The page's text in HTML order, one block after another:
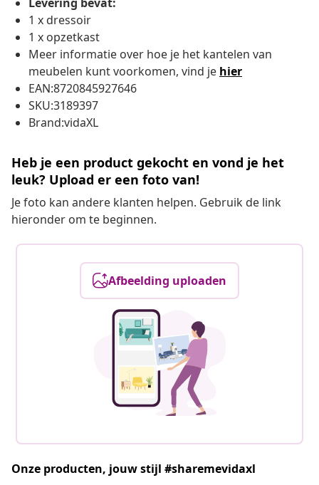
1 x dressoir
1 x opzetkast
Meer informatie over hoe je het kantelen van
meubelen kunt voorkomen, vind je hier
EAN:8720845927646
SKU:3189397
Brand:vidaXL
Heb je een product gekocht en vond je het
leuk? Upload er een foto van!
Je foto kan andere klanten helpen. Gebruik de link
hieronder om te beginnen.
Afbeelding uploaden
Onze producten, jouw stijl #sharemevidaxl